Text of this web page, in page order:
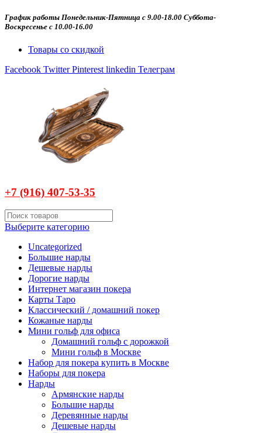
График работы Понедельник-Пятница с 9.00-18.00 Суббота-
Воскресенье с 10.00-16.00
Товары со скидкой
Facebook Twitter Pinterest linkedin Телеграм
+7 (916) 407-53-35
Выберите категорию
Uncategorized
Большие нарды
Дешевые нарды
Дорогие нарды
Интернет магазин покера
Карты Таро
Классический / домашний покер
Кожаные нарды
Мини гольф для офиса
Домашний гольф с дорожкой
Мини гольф в Москве
Набор для покера купить в Москве
Наборы для покера
Нарды
Армянские нарды
Большие нарды
Деревянные нарды
Дешевые нарды